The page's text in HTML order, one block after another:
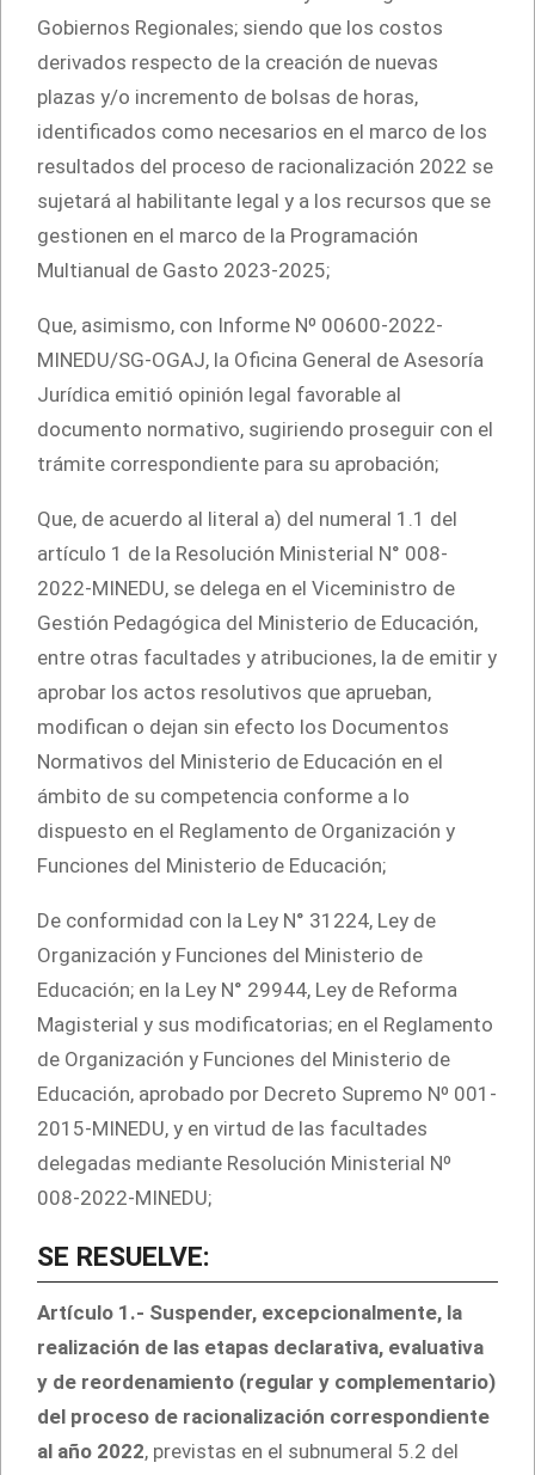
Gobiernos Regionales; siendo que los costos
derivados respecto de la creación de nuevas
plazas y/o incremento de bolsas de horas,
identificados como necesarios en el marco de los
resultados del proceso de racionalización 2022 se
sujetará al habilitante legal y a los recursos que se
gestionen en el marco de la Programación
Multianual de Gasto 2023-2025;
Que, asimismo, con Informe Nº 00600-2022-
MINEDU/SG-OGAJ, la Oficina General de Asesoría
Jurídica emitió opinión legal favorable al
documento normativo, sugiriendo proseguir con el
trámite correspondiente para su aprobación;
Que, de acuerdo al literal a) del numeral 1.1 del
artículo 1 de la Resolución Ministerial N° 008-
2022-MINEDU, se delega en el Viceministro de
Gestión Pedagógica del Ministerio de Educación,
entre otras facultades y atribuciones, la de emitir y
aprobar los actos resolutivos que aprueban,
modifican o dejan sin efecto los Documentos
Normativos del Ministerio de Educación en el
ámbito de su competencia conforme a lo
dispuesto en el Reglamento de Organización y
Funciones del Ministerio de Educación;
De conformidad con la Ley N° 31224, Ley de
Organización y Funciones del Ministerio de
Educación; en la Ley N° 29944, Ley de Reforma
Magisterial y sus modificatorias; en el Reglamento
de Organización y Funciones del Ministerio de
Educación, aprobado por Decreto Supremo Nº 001-
2015-MINEDU, y en virtud de las facultades
delegadas mediante Resolución Ministerial Nº
008-2022-MINEDU;
SE RESUELVE:
Artículo 1.- Suspender, excepcionalmente, la
realización de las etapas declarativa, evaluativa
y de reordenamiento (regular y complementario)
del proceso de racionalización correspondiente
al año 2022, previstas en el subnumeral 5.2 del